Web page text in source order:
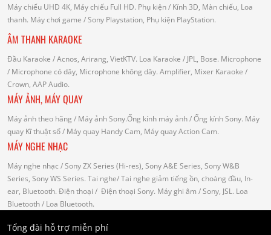
Máy chiếu UHD 4K, Máy chiếu Full HD. Phụ kiện/ Kính 3D, Màn chiếu, Loa
thanh. Máy chơi game / Sony Playstation, Phụ kiện PlayStation.
ÂM THANH KARAOKE
Đầu Karaoke / Acnos, Arirang, VietKTV. Loa Karaoke / JPL, Bose. Microphone
/ Microphone có dây, Microphone không dây. Amplifier, Mixer Karaoke /
Crown, AAP Audio.
MÁY ẢNH, MÁY QUAY
Máy ảnh theo hãng / Máy ảnh Sony.Ống kính máy ảnh / Ống kính Sony. Máy
quay Kĩ thuật số/ Máy quay Handy Cam, Máy quay Action Cam.
MÁY NGHE NHẠC
Máy nghe nhạc / Sony ZX Series (Hi-res), Sony A&E Series, Sony W&B
Series, Sony WS Series. Tai nghe/ Tai nghe giảm tiếng ồn, choàng đầu, In-
ear, Bluetooth. Điện thoại / Điện thoại Sony. Máy ghi âm / Sony, JSL. Loa
Bluetooth/ Loa Bluetooth.
Tổng đài hỗ trợ miễn phí